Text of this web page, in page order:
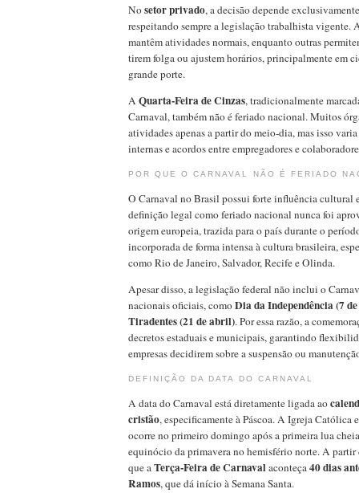
Nosetor privado, a decisão depende
respeitando sempre a legislação trabalhista vigente.
mantêm atividades normais, enquanto outras
tirem folga ou ajustem horários, principalmente em
grande porte.
A Quarta-Feira de Cinzas, tradicionalmente
Carnaval, também não é feriado nacional. Muitos
atividades apenas a partir do meio-dia, mas isso
internas e acordos entre empregadores e
POR QUE O CARNAVAL NÃO É FERIADO
O Carnaval no Brasil possui forte influência cultural
definição legal como feriado nacional nunca foi
origem europeia, trazida para o país durante o
incorporada de forma intensa à cultura brasileira,
como Rio de Janeiro, Salvador, Recife e Olinda.
Apesar disso, a legislação federal não inclui o
nacionais oficiais, comoDia da Independência (7
Tiradentes (21 de abril). Por essa razão, a
decretos estaduais e municipais, garantindo
empresas decidirem sobre a suspensão ou
DEFINIÇÃO DA DATA DO CARNAVAL
A data do Carnaval está diretamente ligada ao
cristão, especificamente à Páscoa. A Igreja Católica
ocorre no primeiro domingo após a primeira lua
equinócio da primavera no hemisfério norte. A partir
que aTerça-Feira de Carnavalaconteça40 dias
Ramos, que dá início à Semana Santa.